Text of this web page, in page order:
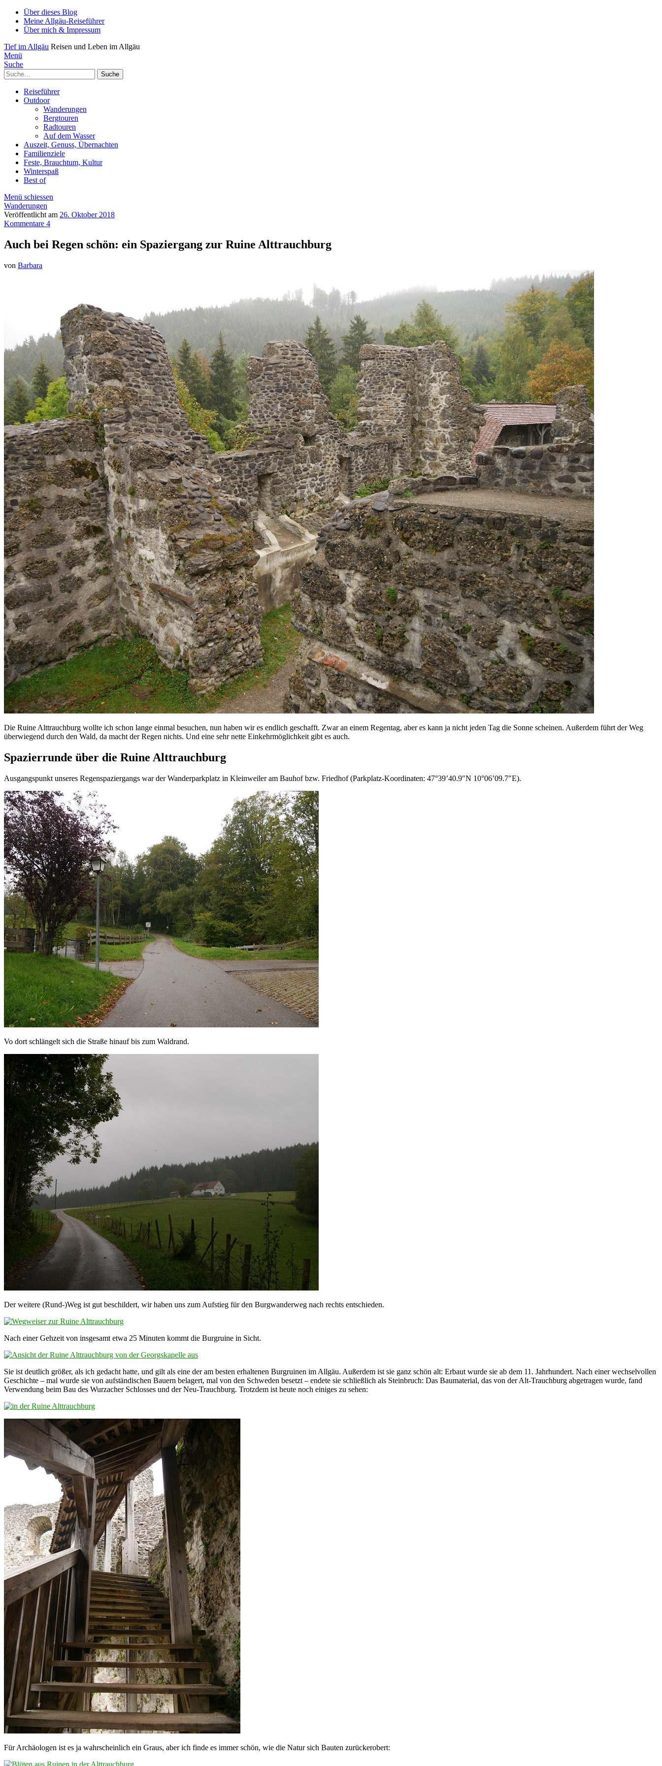
Über dieses Blog
Meine Allgäu-Reiseführer
Über mich & Impressum
Tief im Allgäu Reisen und Leben im Allgäu
Menü
Suche
Suche
Reiseführer
Outdoor
Wanderungen
Bergtouren
Radtouren
Auf dem Wasser
Auszeit, Genuss, Übernachten
Familienziele
Feste, Brauchtum, Kultur
Winterspaß
Best of
Menü schiessen
Wanderungen
Veröffentlicht am 26. Oktober 2018
Kommentare 4
Auch bei Regen schön: ein Spaziergang zur Ruine Alttrauchburg
von Barbara
Die Ruine Alttrauchburg wollte ich schon lange einmal besuchen, nun haben wir es endlich geschafft. Zwar an einem Regentag, aber es kann ja nicht jeden Tag die Sonne scheinen. Außerdem führt der Weg
überwiegend durch den Wald, da macht der Regen nichts. Und eine sehr nette Einkehrmöglichkeit gibt es auch.
Spazierrunde über die Ruine Alttrauchburg
Ausgangspunkt unseres Regenspaziergangs war der Wanderparkplatz in Kleinweiler am Bauhof bzw. Friedhof (Parkplatz-Koordinaten: 47°39’40.9″N 10°06’09.7″E).
Vo dort schlängelt sich die Straße hinauf bis zum Waldrand.
Der weitere (Rund-)Weg ist gut beschildert, wir haben uns zum Aufstieg für den Burgwanderweg nach rechts entschieden.
Nach einer Gehzeit von insgesamt etwa 25 Minuten kommt die Burgruine in Sicht.
Sie ist deutlich größer, als ich gedacht hatte, und gilt als eine der am besten erhaltenen Burgruinen im Allgäu. Außerdem ist sie ganz schön alt: Erbaut wurde sie ab dem 11. Jahrhundert. Nach einer wechselvollen
Geschichte – mal wurde sie von aufständischen Bauern belagert, mal von den Schweden besetzt – endete sie schließlich als Steinbruch: Das Baumaterial, das von der Alt-Trauchburg abgetragen wurde, fand
Verwendung beim Bau des Wurzacher Schlosses und der Neu-Trauchburg. Trotzdem ist heute noch einiges zu sehen:
Für Archäologen ist es ja wahrscheinlich ein Graus, aber ich finde es immer schön, wie die Natur sich Bauten zurückerobert: